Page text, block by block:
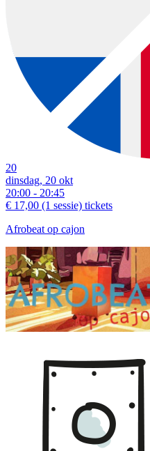
20
dinsdag, 20 okt
20:00 - 20:45
€ 17,00 (1 sessie) tickets
Afrobeat op cajon